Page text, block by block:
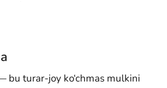
bu turar-joy ko‘chmas mulkini